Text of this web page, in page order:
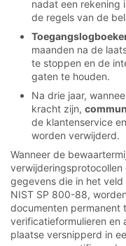
nadat een rekening
de regels van de
maanden na de
te stoppen en de
gaten te houden.
Na drie jaar,
kracht zijn,
de klantenservice
worden verwijderd.
Wanneer de
gegevens die in het
NIST SP 800-88,
documenten permanent
verificatieformulieren en
plaatse versnipperd in